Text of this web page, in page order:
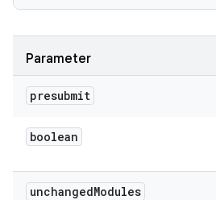
Parameter
presubmit
boolean
unchangedModules